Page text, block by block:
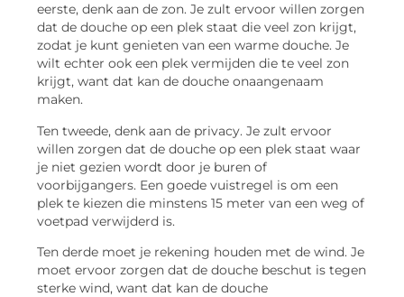
eerste, denk aan de zon. Je zult ervoor willen zorgen
dat de douche op een plek staat die veel zon krijgt,
zodat je kunt genieten van een warme douche. Je
wilt echter ook een plek vermijden die te veel zon
krijgt, want dat kan de douche onaangenaam
maken.
Ten tweede, denk aan de privacy. Je zult ervoor
willen zorgen dat de douche op een plek staat waar
je niet gezien wordt door je buren of
voorbijgangers. Een goede vuistregel is om een
plek te kiezen die minstens 15 meter van een weg of
voetpad verwijderd is.
Ten derde moet je rekening houden met de wind. Je
moet ervoor zorgen dat de douche beschut is tegen
sterke wind, want dat kan de douche